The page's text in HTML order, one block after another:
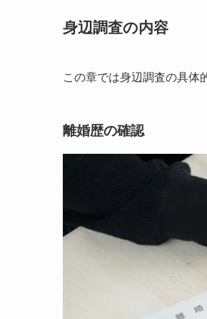
身辺調査の内容
この章では身辺調査の具体
離婚歴の確認